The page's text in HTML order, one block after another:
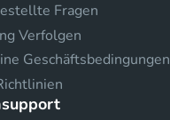
Fragen
Verfolgen
Geschäftsbedingungen